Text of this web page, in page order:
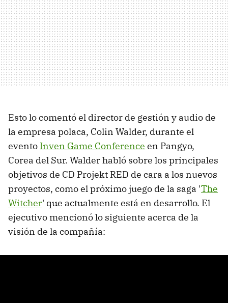
Esto lo comentó el director de gestión y audio de
la empresa polaca, Colin Walder, durante el
evento Inven Game Conference en Pangyo,
Corea del Sur. Walder habló sobre los principales
objetivos de CD Projekt RED de cara a los nuevos
proyectos, como el próximo juego de la saga 'The
Witcher' que actualmente está en desarrollo. El
ejecutivo mencionó lo siguiente acerca de la
visión de la compañía: